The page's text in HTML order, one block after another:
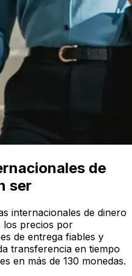
de
ser
internacionales de dinero
los precios por
de entrega fiables y
transferencia en tiempo
en más de 130 monedas.